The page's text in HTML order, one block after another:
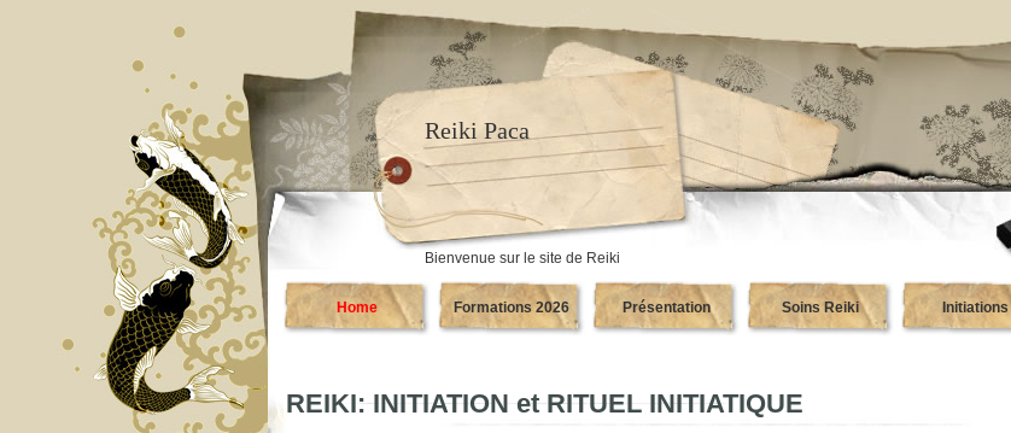
Reiki Paca
Bienvenue sur le site de Reiki
Home Formations 2026 Présentation Soins Reiki Initiations
REIKI: INITIATION et RITUEL INITIATIQUE